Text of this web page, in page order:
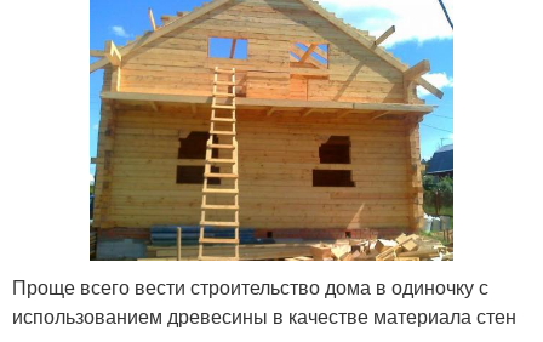
Проще всего вести строительство дома в одиночку с
использованием древесины в качестве материала стен